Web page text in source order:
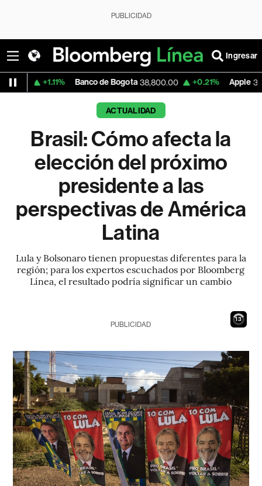
PUBLICIDAD
Ingresar
Banco de Bogota 38,800.00 +0.21% Apple 303.27 -
ACTUALIDAD
Brasil: Cómo afecta la
elección del próximo
presidente a las
perspectivas de América
Latina
Lula y Bolsonaro tienen propuestas diferentes para la
región; para los expertos escuchados por Bloomberg
Línea, el resultado podría significar un cambio
12
PUBLICIDAD